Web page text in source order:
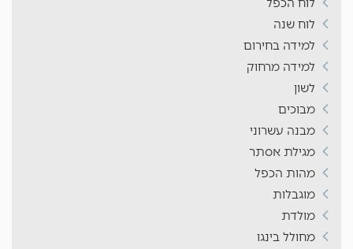
לוח שנה
למידה בחירום
למידה מרחוק
לשון
מבוכים
מבנה עשרוני
מגילת אסתר
מהות הכפל
מוגבלות
מולדת
מחולל בינגו